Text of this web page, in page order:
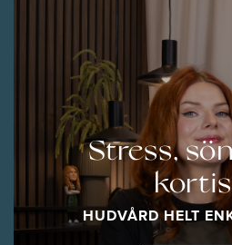
Stress,
HUDVÅRD HELT